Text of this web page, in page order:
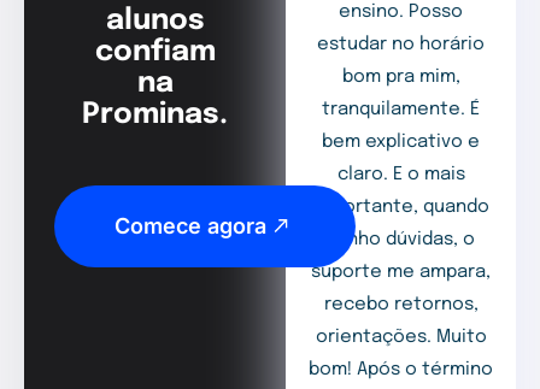
alunos
confiam
na
Prominas.
Comece agora
ensino. Posso
estudar no horário
bom pra mim,
tranquilamente. É
bem explicativo e
claro. E o mais
importante, quando
tenho dúvidas, o
suporte me ampara,
recebo retornos,
orientações. Muito
bom! Após o término